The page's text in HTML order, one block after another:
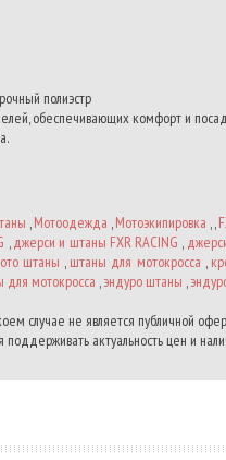
полиэстр
обеспечивающих комфорт и
,Мотоодежда ,Мотоэкипировка , ,
,джерси и штаны FXR RACING ,
штаны , штаны для мотокросса ,
мотокросса ,эндуро штаны ,
случае не является публичной
актуальность цен и